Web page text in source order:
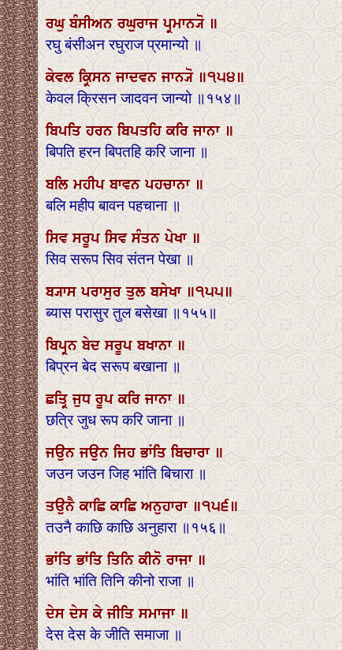
ਰਘੁ ਬੰਸੀਅਨ ਰਘੁਰਾਜ ਪ੍ਰਮਾਨ੍ਯੋ ॥
रघु बंसीअन रघुराज प्रमान्यो ॥
ਕੇਵਲ ਕ੍ਰਿਸਨ ਜਾਦਵਨ ਜਾਨ੍ਯੋ ॥੧੫੪॥
केवल क्रिसन जादवन जान्यो ॥१५४॥
ਬਿਪਤਿ ਹਰਨ ਬਿਪਤਹਿ ਕਰਿ ਜਾਨਾ ॥
बिपति हरन बिपतहि करि जाना ॥
ਬਲਿ ਮਹੀਪ ਬਾਵਨ ਪਹਚਾਨਾ ॥
बलि महीप बावन पहचाना ॥
ਸਿਵ ਸਰੂਪ ਸਿਵ ਸੰਤਨ ਪੇਖਾ ॥
सिव सरूप सिव संतन पेखा ॥
ਬ੍ਯਾਸ ਪਰਾਸੁਰ ਤੁਲ ਬਸੇਖਾ ॥੧੫੫॥
ब्यास परासुर तुल बसेखा ॥१५५॥
ਬਿਪ੍ਰਨ ਬੇਦ ਸਰੂਪ ਬਖਾਨਾ ॥
बिप्रन बेद सरूप बखाना ॥
ਛਤ੍ਰਿ ਜੁਧ ਰੂਪ ਕਰਿ ਜਾਨਾ ॥
छत्रि जुध रूप करि जाना ॥
ਜਉਨ ਜਉਨ ਜਿਹ ਭਾਂਤਿ ਬਿਚਾਰਾ ॥
जउन जउन जिह भांति बिचारा ॥
ਤਉਨੈ ਕਾਛਿ ਕਾਛਿ ਅਨੁਹਾਰਾ ॥੧੫੬॥
तउनै काछि काछि अनुहारा ॥१५६॥
ਭਾਂਤਿ ਭਾਂਤਿ ਤਿਨਿ ਕੀਨੋ ਰਾਜਾ ॥
भांति भांति तिनि कीनो राजा ॥
ਦੇਸ ਦੇਸ ਕੇ ਜੀਤਿ ਸਮਾਜਾ ॥
देस देस के जीति समाजा ॥